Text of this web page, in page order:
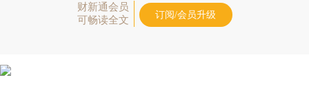
财新通会员
可畅读全文
订阅/会员升级